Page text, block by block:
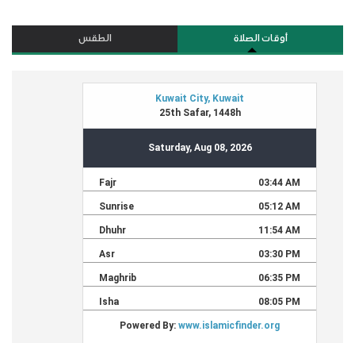
أوقات الصلاة الطقس